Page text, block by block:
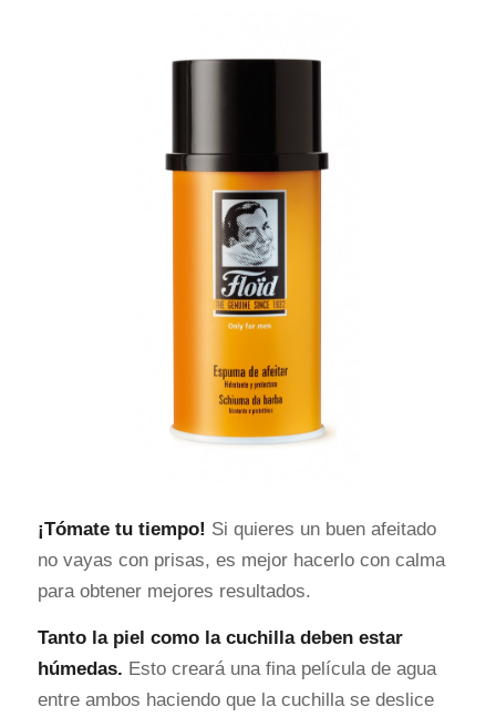
¡Tómate tu tiempo! Si quieres un buen afeitado
no vayas con prisas, es mejor hacerlo con calma
para obtener mejores resultados.
Tanto la piel como la cuchilla deben estar
húmedas. Esto creará una fina película de agua
entre ambos haciendo que la cuchilla se deslice